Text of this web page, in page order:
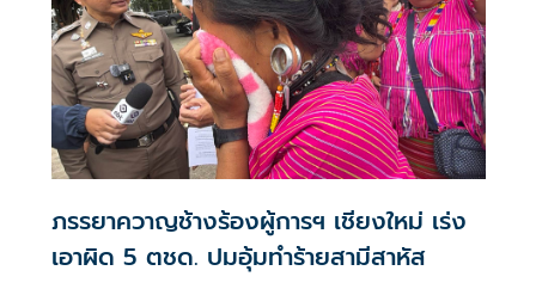
ภรรยาควาญช้างร้องผู้การฯ เชียงใหม่ เร่ง
เอาผิด 5 ตชด. ปมอุ้มทำร้ายสามีสาหัส